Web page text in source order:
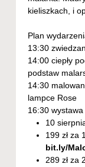
kieliszkach, i
Plan
13:30
14:00 ciepły
podstaw
14:30
lampce Rose
16:30
10
199 zł za
bit.ly/
289 zł za